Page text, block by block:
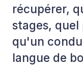
récupérer,
stages, quel
qu'un
langue de